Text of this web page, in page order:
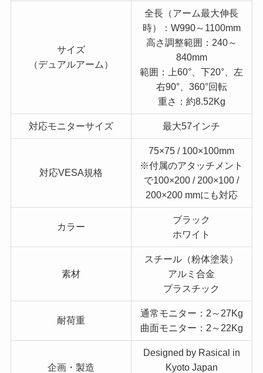
サイズ
（デュアルアーム）
全長（アーム最大伸長
時）：W990～1100mm
高さ調整範囲：240～
840mm
範囲：上60°、下20°、左
右90°、360°回転
重さ：約8.52Kg
対応モニターサイズ 最大57インチ
対応VESA規格
75×75 / 100×100mm
※付属のアタッチメント
で100×200 / 200×100 /
200×200 mmにも対応
カラー
ブラック
ホワイト
素材
スチール（粉体塗装）
アルミ合金
プラスチック
耐荷重
通常モニター：2～27Kg
曲面モニター：2～22Kg
企画・製造
Designed by Rasical in
Kyoto Japan